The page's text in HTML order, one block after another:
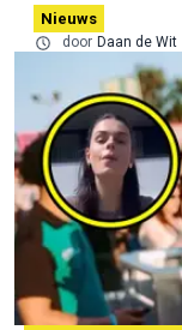
Nieuws
door Daan de Wit